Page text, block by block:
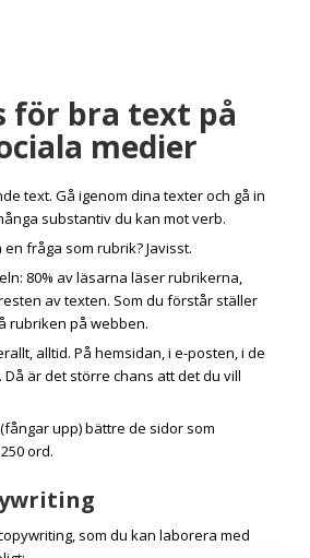
för bra text på
medier
text. Gå igenom dina texter och gå in
substantiv du kan mot verb.
fråga som rubrik? Javisst.
80% av läsarna läser rubrikerna,
av texten. Som du förstår ställer
rubriken på webben.
alltid. På hemsidan, i e-posten, i de
är det större chans att det du vill
upp) bättre de sidor som
ord.
som du kan laborera med